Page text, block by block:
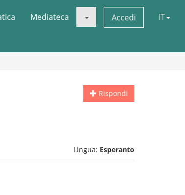
Mediateca Accedi IT
Rispondi
Lingua: Esperanto